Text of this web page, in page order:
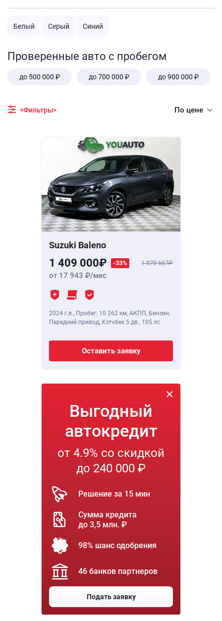
Белый Серый Синий
Проверенные авто с пробегом
до 500 000 ₽ до 700 000 ₽ до 900 000 ₽
<Фильтры> По цене
Suzuki Baleno
1 409 000 -33% 1 878 667
от 17 943 /мес
2024 г.в., Пробег: 10 262 км, АКПП, Бензин,
Передний привод, Хэтчбек 5 дв., 105 лс
Оставить заявку
Выгодный
автокредит
от 4.9% со скидкой
до 240 000 ₽
Решение за 15 мин
Сумма кредита
до 3,5 млн. ₽
98% шанс одобрения
46 банков партнеров
Подать заявку